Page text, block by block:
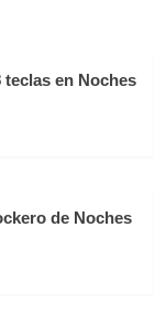
en Noches
de Noches